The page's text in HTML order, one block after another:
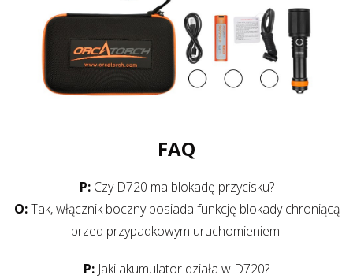
FAQ
P:Czy D720 ma blokadę przycisku?
O:Tak, włącznik boczny posiada funkcję blokady chroniącą
przed przypadkowym uruchomieniem.
P: Jaki akumulator działa w D720?